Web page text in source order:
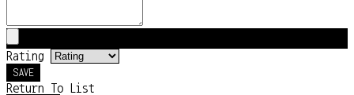
Rating
SAVE
Return To List